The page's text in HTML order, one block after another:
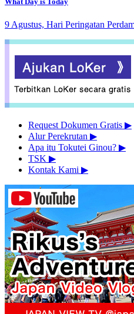
9 Agustus, Hari Peringatan
Request Dokumen Gratis ▶︎
Alur Perekrutan ▶︎
Apa itu Tokutei Ginou? ▶︎
TSK ▶︎
Kontak Kami ▶︎